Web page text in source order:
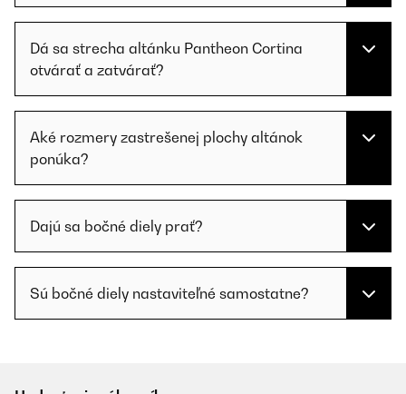
Dá sa strecha altánku Pantheon Cortina
otvárať a zatvárať?
Aké rozmery zastrešenej plochy altánok
ponúka?
Dajú sa bočné diely prať?
Sú bočné diely nastaviteľné samostatne?